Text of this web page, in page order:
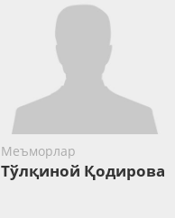
Меъморлар
Тўлқиной Қодирова